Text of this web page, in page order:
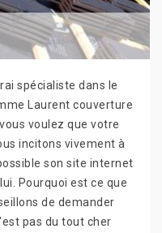
spécialiste dans le
Laurent couverture
voulez que votre
incitons vivement à
son site internet
Pourquoi est ce que
de demander
pas du tout cher